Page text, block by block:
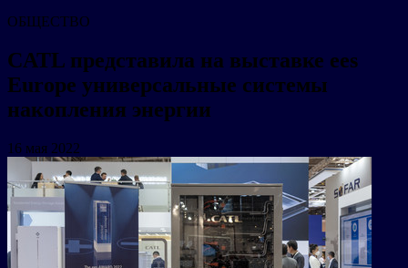
ОБЩЕСТВО
CATL представила на выставке ees
Europe универсальные системы
накопления энергии
16 мая 2022